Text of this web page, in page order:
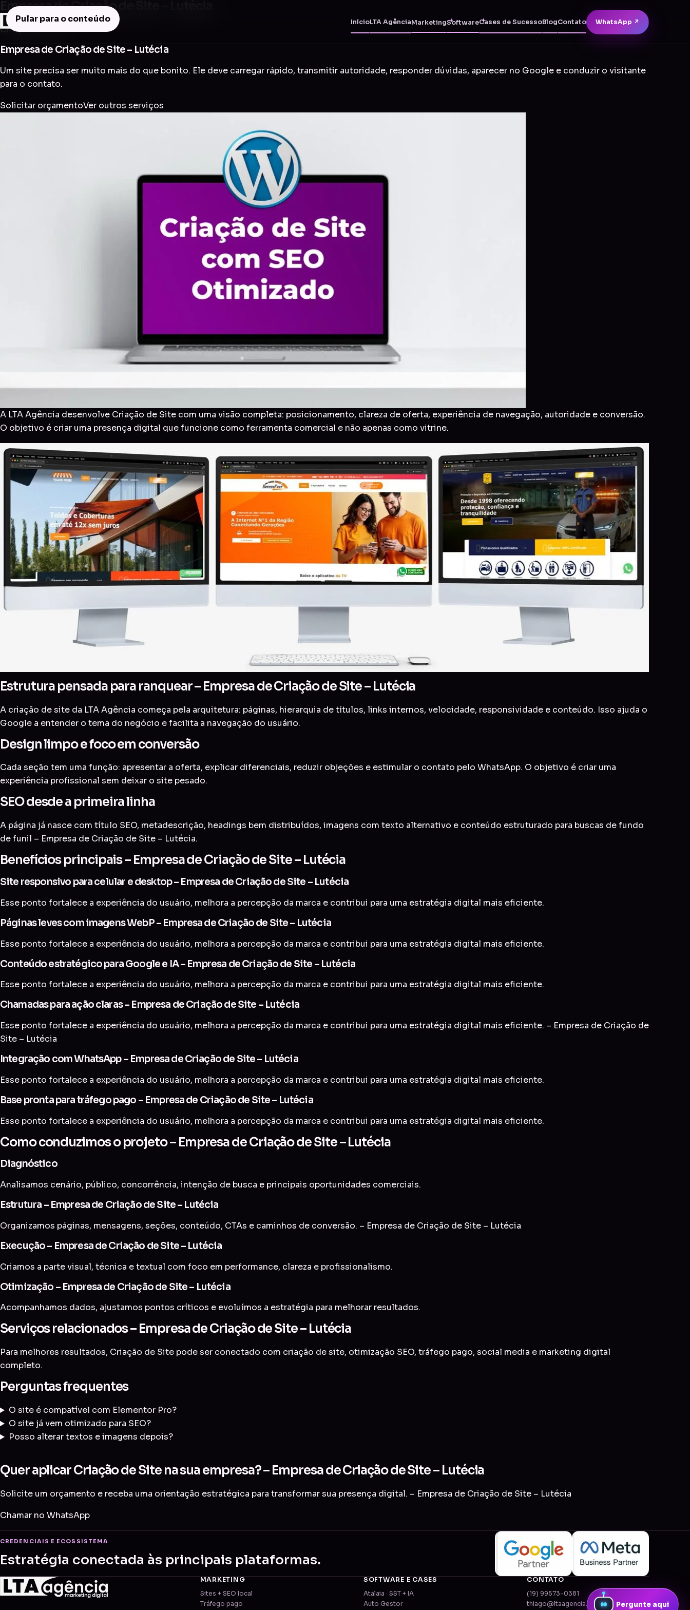
Pular para o conteúdo InícioLTA AgênciaMarketingSoftwareCases de SucessoBlogContato WhatsApp ↗
Empresa de Criação de Site – Lutécia
Criação de Site
Empresa de Criação de Site – Lutécia
Um site precisa ser muito mais do que bonito. Ele deve carregar rápido, transmitir autoridade, responder dúvidas, aparecer no Google e conduzir o visitante
para o contato.
Solicitar orçamentoVer outros serviços
A LTA Agência desenvolve Criação de Site com uma visão completa: posicionamento, clareza de oferta, experiência de navegação, autoridade e conversão.
O objetivo é criar uma presença digital que funcione como ferramenta comercial e não apenas como vitrine.
Estrutura pensada para ranquear – Empresa de Criação de Site – Lutécia
A criação de site da LTA Agência começa pela arquitetura: páginas, hierarquia de títulos, links internos, velocidade, responsividade e conteúdo. Isso ajuda o
Google a entender o tema do negócio e facilita a navegação do usuário.
Design limpo e foco em conversão
Cada seção tem uma função: apresentar a oferta, explicar diferenciais, reduzir objeções e estimular o contato pelo WhatsApp. O objetivo é criar uma
experiência profissional sem deixar o site pesado.
SEO desde a primeira linha
A página já nasce com título SEO, metadescrição, headings bem distribuídos, imagens com texto alternativo e conteúdo estruturado para buscas de fundo
de funil – Empresa de Criação de Site – Lutécia.
Benefícios principais – Empresa de Criação de Site – Lutécia
Site responsivo para celular e desktop – Empresa de Criação de Site – Lutécia
Esse ponto fortalece a experiência do usuário, melhora a percepção da marca e contribui para uma estratégia digital mais eficiente.
Páginas leves com imagens WebP – Empresa de Criação de Site – Lutécia
Esse ponto fortalece a experiência do usuário, melhora a percepção da marca e contribui para uma estratégia digital mais eficiente.
Conteúdo estratégico para Google e IA – Empresa de Criação de Site – Lutécia
Esse ponto fortalece a experiência do usuário, melhora a percepção da marca e contribui para uma estratégia digital mais eficiente.
Chamadas para ação claras – Empresa de Criação de Site – Lutécia
Esse ponto fortalece a experiência do usuário, melhora a percepção da marca e contribui para uma estratégia digital mais eficiente. – Empresa de Criação de
Site – Lutécia
Integração com WhatsApp – Empresa de Criação de Site – Lutécia
Esse ponto fortalece a experiência do usuário, melhora a percepção da marca e contribui para uma estratégia digital mais eficiente.
Base pronta para tráfego pago – Empresa de Criação de Site – Lutécia
Esse ponto fortalece a experiência do usuário, melhora a percepção da marca e contribui para uma estratégia digital mais eficiente.
Como conduzimos o projeto – Empresa de Criação de Site – Lutécia
Diagnóstico
Analisamos cenário, público, concorrência, intenção de busca e principais oportunidades comerciais.
Estrutura – Empresa de Criação de Site – Lutécia
Organizamos páginas, mensagens, seções, conteúdo, CTAs e caminhos de conversão. – Empresa de Criação de Site – Lutécia
Execução – Empresa de Criação de Site – Lutécia
Criamos a parte visual, técnica e textual com foco em performance, clareza e profissionalismo.
Otimização – Empresa de Criação de Site – Lutécia
Acompanhamos dados, ajustamos pontos críticos e evoluímos a estratégia para melhorar resultados.
Serviços relacionados – Empresa de Criação de Site – Lutécia
Para melhores resultados, Criação de Site pode ser conectado com criação de site, otimização SEO, tráfego pago, social media e marketing digital
completo.
Perguntas frequentes
O site é compatível com Elementor Pro?
O site já vem otimizado para SEO?
Posso alterar textos e imagens depois?
Quer aplicar Criação de Site na sua empresa? – Empresa de Criação de Site – Lutécia
Solicite um orçamento e receba uma orientação estratégica para transformar sua presença digital. – Empresa de Criação de Site – Lutécia
Chamar no WhatsApp
CREDENCIAIS E ECOSSISTEMA
Estratégia conectada às principais plataformas.
MARKETING
Sites + SEO local
Tráfego pago
SOFTWARE E CASES
Atalaia · SST + IA
Auto Gestor
CONTATO
(19) 99573-0381
thiago@ltaagencia.com.br
Pergunte aqui